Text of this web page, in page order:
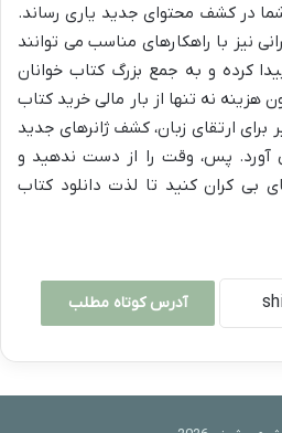
در کشف محتوای جدید یاری رساند.
نیز با راهکارهای مناسب می توانند
کرده و به جمع بزرگ کتاب خوانان
هزینه نه تنها از بار مالی خرید کتاب
برای ارتقای زبان، کشف ژانرهای جدید
آورد. پس، وقت را از دست ندهید و
بی کران کنید تا لذت دانلود کتاب
آدرس کوتاه مطلب